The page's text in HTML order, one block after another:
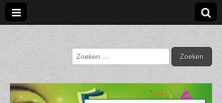
De Kopieerderij
Nunspeet
Zoeken
naar: